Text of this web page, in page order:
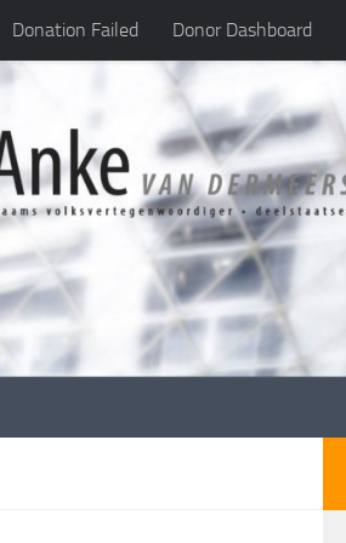
Donation Failed Donor Dashboard